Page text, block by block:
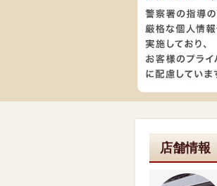
店舗情報